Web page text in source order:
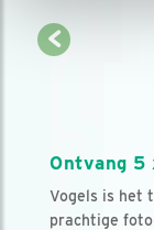
Ontvang 5
Vogels is het
prachtige